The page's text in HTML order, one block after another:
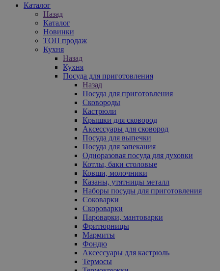
Каталог
Назад
Каталог
Новинки
ТОП продаж
Кухня
Назад
Кухня
Посуда для приготовления
Назад
Посуда для приготовления
Сковороды
Кастрюли
Крышки для сковород
Аксессуары для сковород
Посуда для выпечки
Посуда для запекания
Одноразовая посуда для духовки
Котлы, баки столовые
Ковши, молочники
Казаны, утятницы металл
Наборы посуды для приготовления
Соковарки
Скороварки
Пароварки, мантоварки
Фритюрницы
Мармиты
Фондю
Аксессуары для кастрюль
Термосы